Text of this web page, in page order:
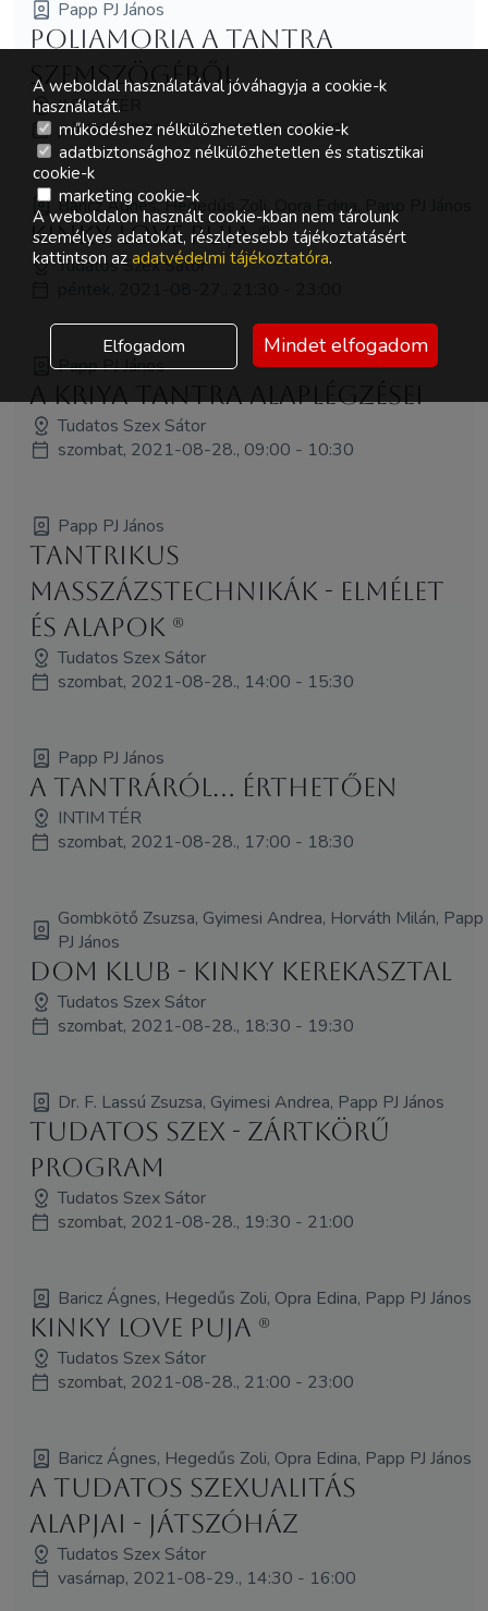
Papp PJ János
Poliamoria a Tantra
szemszögéből
INTIM TÉR
péntek, 2021-08-27., 17:00 - 18:30
Baricz Ágnes, Hegedűs Zoli, Opra Edina, Papp PJ János
Kinky love puja (R)
Tudatos Szex Sátor
Papp PJ János
A Kriya Tantra alaplégzései
Tudatos Szex Sátor
szombat, 2021-08-28., 09:00 - 10:30
Papp PJ János
Tantrikus
masszázstechnikák - elmélet
és alapok (R)
Tudatos Szex Sátor
szombat, 2021-08-28., 14:00 - 15:30
Papp PJ János
A tantráról... érthetően
INTIM TÉR
szombat, 2021-08-28., 17:00 - 18:30
Gombkötő Zsuzsa, Gyimesi Andrea, Horváth Milán, Papp
PJ János
Dom Klub - kinky kerekasztal
Tudatos Szex Sátor
szombat, 2021-08-28., 18:30 - 19:30
Dr. F. Lassú Zsuzsa, Gyimesi Andrea, Papp PJ János
Tudatos Szex - zártkörű
program
Tudatos Szex Sátor
szombat, 2021-08-28., 19:30 - 21:00
Baricz Ágnes, Hegedűs Zoli, Opra Edina, Papp PJ János
Kinky love puja (R)
Tudatos Szex Sátor
szombat, 2021-08-28., 21:00 - 23:00
Baricz Ágnes, Hegedűs Zoli, Opra Edina, Papp PJ János
A tudatos szexualitás
alapjai - Játszóház
Tudatos Szex Sátor
vasárnap, 2021-08-29., 14:30 - 16:00
A weboldal használatával jóváhagyja a cookie-k
használatát.
működéshez nélkülözhetetlen cookie-k
adatbiztonsághoz nélkülözhetetlen és statisztikai
cookie-k
marketing cookie-k
A weboldalon használt cookie-kban nem tárolunk
személyes adatokat, részletesebb tájékoztatásért
kattintson az adatvédelmi tájékoztatóra.
Elfogadom Mindet elfogadom